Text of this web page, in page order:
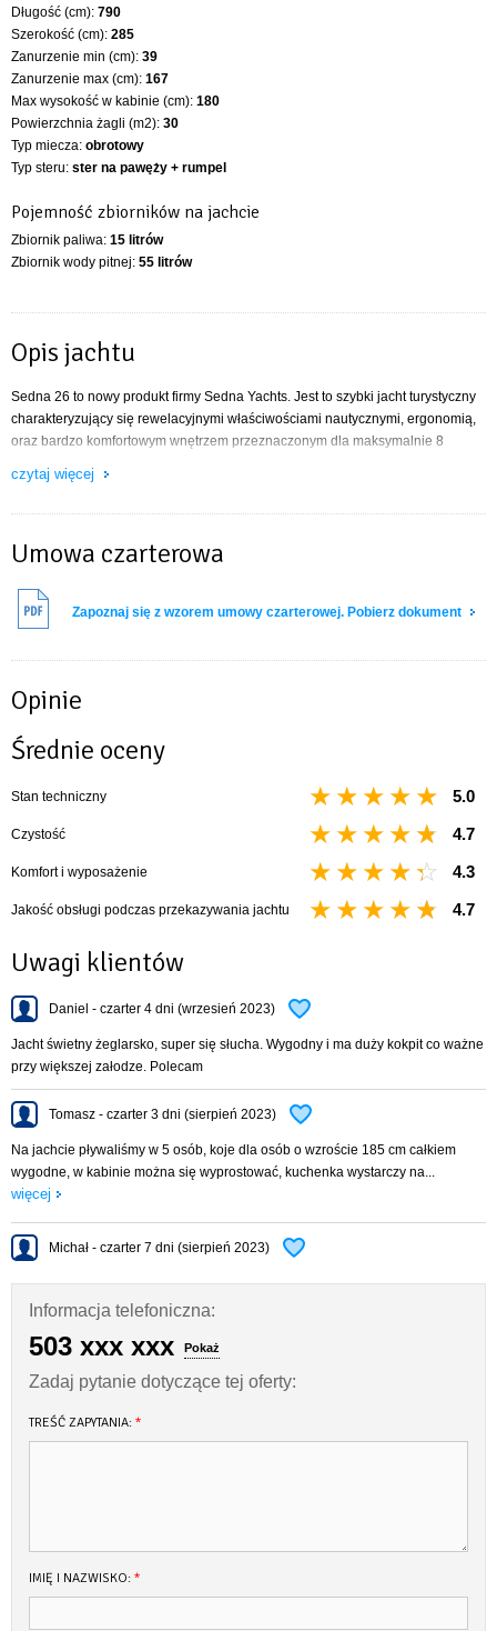
Długość (cm): 790
Szerokość (cm): 285
Zanurzenie min (cm): 39
Zanurzenie max (cm): 167
Max wysokość w kabinie (cm): 180
Powierzchnia żagli (m2): 30
Typ miecza: obrotowy
Typ steru: ster na pawęży + rumpel
Pojemność zbiorników na jachcie
Zbiornik paliwa: 15 litrów
Zbiornik wody pitnej: 55 litrów
Opis jachtu
Sedna 26 to nowy produkt firmy Sedna Yachts. Jest to szybki jacht turystyczny
charakteryzujący się rewelacyjnymi właściwościami nautycznymi, ergonomią,
oraz bardzo komfortowym wnętrzem przeznaczonym dla maksymalnie 8
ogrzewanie portowe, lodówka, parking, instalacja wody pitnej, instalacja
elektryczna, tent, relingi, kuchenka gazowa, zlewozmywak, napełniona butla
turystyczna z gazem, środki ratunkowe i gaśnica, stolik kokpitowy, gniazdko
ładowania telefonu, Ubezpieczenie OC, kotwica, cumy, pagaje, bosak,
odbijacze, saperka, wiadro, drabinka rufowa,
Pagaje, odbijacze, kuchnia gazowa, woda pitna ze zbiornika 60l, lodówka,
Długość całkowita 7,90 m
Szerokość całkowita 2,85 m
Maksymalne zanurzenie 1,67 m
Wysokość kabiny 1,85 m
Powierzchnia żagli 31,50 m2
Typ steru płetwa na pawęży
Opis silnika Mercury 5 km uciągowy
czytaj więcej
Umowa czarterowa
Zapoznaj się z wzorem umowy czarterowej. Pobierz dokument
Opinie
Średnie oceny
Stan techniczny 5.0
Czystość 4.7
Komfort i wyposażenie 4.3
Jakość obsługi podczas przekazywania jachtu 4.7
Uwagi klientów
Daniel - czarter 4 dni (wrzesień 2023)
Jacht świetny żeglarsko, super się słucha. Wygodny i ma duży kokpit co ważne
przy większej załodze. Polecam
Tomasz - czarter 3 dni (sierpień 2023)
Na jachcie pływaliśmy w 5 osób, koje dla osób o wzroście 185 cm całkiem
wygodne, w kabinie można się wyprostować, kuchenka wystarczy na...
więcej
Michał - czarter 7 dni (sierpień 2023)
Informacja telefoniczna:
503 xxx xxx Pokaż
Zadaj pytanie dotyczące tej oferty:
TREŚĆ ZAPYTANIA: *
IMIĘ I NAZWISKO: *